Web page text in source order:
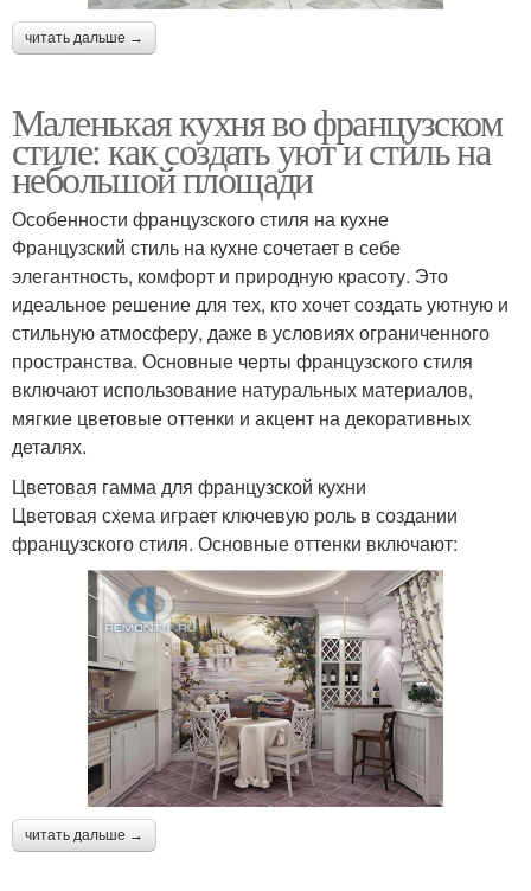
читать дальше →
Маленькая кухня во французском
стиле: как создать уют и стиль на
небольшой площади
Особенности французского стиля на кухне
Французский стиль на кухне сочетает в себе
элегантность, комфорт и природную красоту. Это
идеальное решение для тех, кто хочет создать уютную и
стильную атмосферу, даже в условиях ограниченного
пространства. Основные черты французского стиля
включают использование натуральных материалов,
мягкие цветовые оттенки и акцент на декоративных
деталях.
Цветовая гамма для французской кухни
Цветовая схема играет ключевую роль в создании
французского стиля. Основные оттенки включают:
читать дальше →